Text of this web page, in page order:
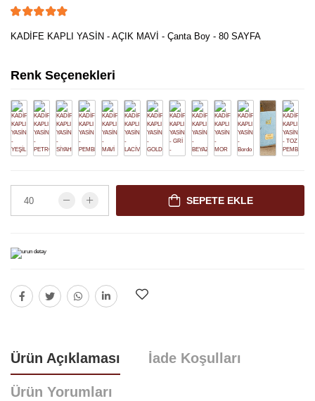
KADİFE KAPLI YASİN - AÇIK MAVİ - Çanta Boy - 80 SAYFA
Renk Seçenekleri
SEPETE EKLE
Ürün Açıklaması İade Koşulları
Ürün Yorumları